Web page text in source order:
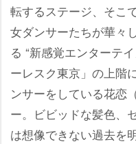
転するステージ、そこ
女ダンサーたちが華々
る “新感覚エンターテ
ーレスク東京」の上階
ンサーをしている花恋
ー。ビビッドな髪色、
は想像できない過去を